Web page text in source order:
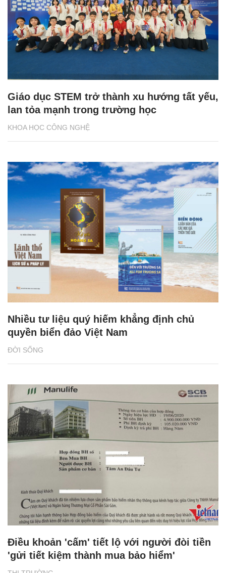
KHOA HỌC CÔNG NGHỆ
Giáo dục STEM trở thành xu hướng tất yếu,
lan tỏa mạnh trong trường học
ĐỜI SỐNG
Nhiều tư liệu quý hiếm khẳng định chủ
quyền biển đảo Việt Nam
Điều khoản 'cấm' tiết lộ với người đòi tiền
'gửi tiết kiệm thành mua bảo hiểm'